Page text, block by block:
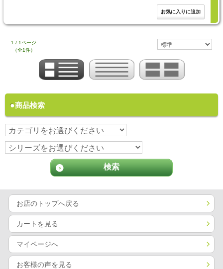
1 / 1ページ
（全1件）
商品検索
お店のトップへ戻る
カートを見る
マイページへ
お客様の声を見る